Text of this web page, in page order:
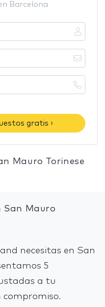
Barcelona
gratis ›
Mauro Torinese
San Mauro
necesitas en San
5
a tu
compromiso.